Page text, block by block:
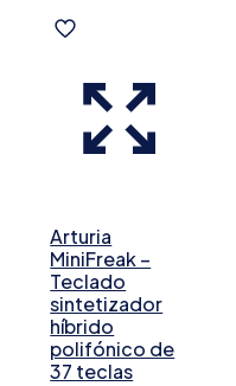
Arturia
MiniFreak –
Teclado
sintetizador
híbrido
polifónico de
37 teclas